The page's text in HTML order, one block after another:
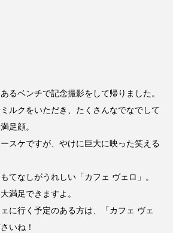
るベンチで記念撮影をして帰りました。
ルクをいただき、たくさんなでなでして
足顔。
スケですが、やけに巨大に映った笑える
てなしがうれしい「カフェ ヴェロ」。
満足できますよ。
に行く予定のある方は、「カフェ ヴェ
いね！